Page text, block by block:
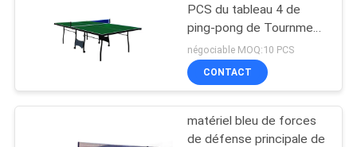
NOUS
DE
PCS du tableau 4 de
ping-pong de Tournment
avec le filet de courrier
de serrure de sûreté
automobile de roue
négociable MOQ:10 PCS
CONTACT
matériel bleu de forces
de défense principale de